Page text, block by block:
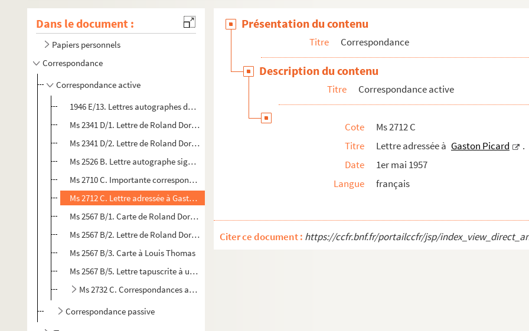
Dans le document :
Papiers personnels
Correspondance
Correspondance active
1946 E/13. Lettres autographes de Roland Dorgelès
Ms 2341 D/1. Lettre de Roland Dorgelès à M. A.Dubeux
Ms 2341 D/2. Lettre de Roland Dorgelès à M. Pierre Charles. Antibes, 15 novembre 1926
Ms 2526 B. Lettre autographe signée de Roland Dorgelès à Gérard d'Hauville
Ms 2710 C. Importante correspondance, adressée à Gabriel Reuillard
Ms 2712 C. Lettre adressée à Gaston Picard.
Ms 2567 B/1. Carte de Roland Dorgelès à un critique ayant apprécié l'ouvrage Partir
Ms 2567 B/2. Lettre de Roland Dorgelès à M. Chéreau dans laquelle il explique son besoin de s'isoler du monde. L...
Ms 2567 B/3. Carte à Louis Thomas
Ms 2567 B/5. Lettre tapuscrite à un confrère de l'Académie Goncourt pour le remercier de l'envoi d'une photograph...
Ms 2732 C. Correspondances avec diverses personnes
Correspondance passive
Présentation du contenu
Titre Correspondance
Description du contenu
Titre Correspondance active
Cote
Ms 2712 C
Titre
Lettre adressée à Gaston Picard
.
Date
1er mai 1957
Langue
français
Citer ce document : https://ccfr.bnf.fr/portailccfr/jsp/